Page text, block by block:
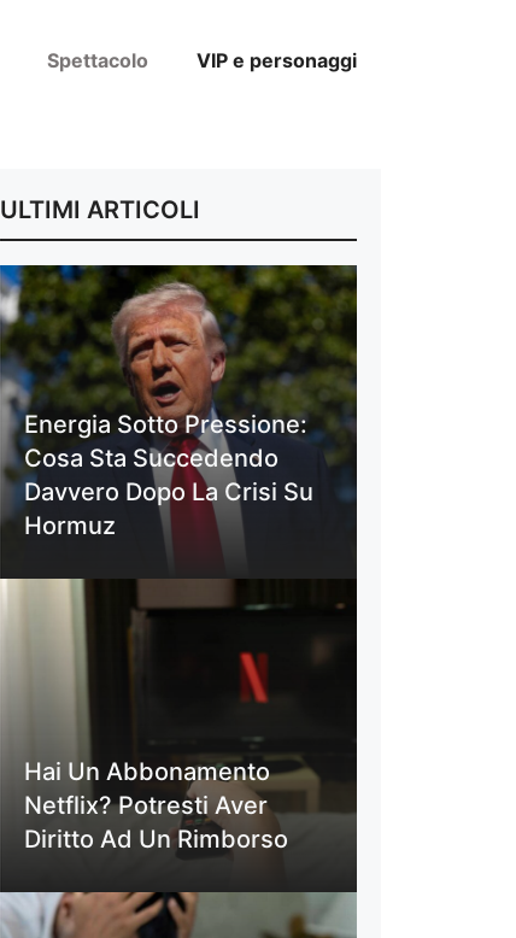
Spettacolo VIP e personaggi
ULTIMI ARTICOLI
Energia Sotto Pressione:
Cosa Sta Succedendo
Davvero Dopo La Crisi Su
Hormuz
Hai Un Abbonamento
Netflix? Potresti Aver
Diritto Ad Un Rimborso